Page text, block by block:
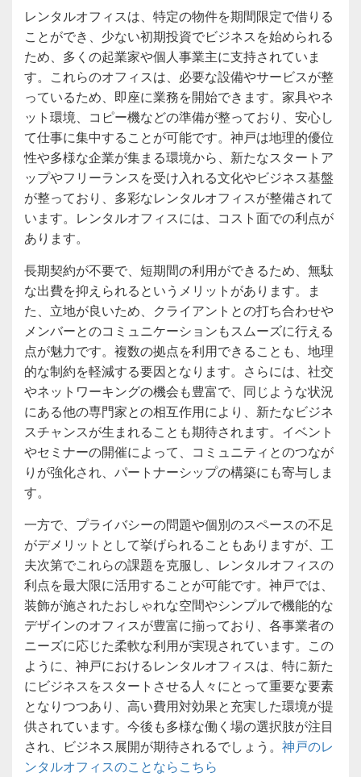
レンタルオフィスは、特定の物件を期間限定で借りる
ことができ、少ない初期投資でビジネスを始められる
ため、多くの起業家や個人事業主に支持されていま
す。これらのオフィスは、必要な設備やサービスが整
っているため、即座に業務を開始できます。家具やネ
ット環境、コピー機などの準備が整っており、安心し
て仕事に集中することが可能です。神戸は地理的優位
性や多様な企業が集まる環境から、新たなスタートア
ップやフリーランスを受け入れる文化やビジネス基盤
が整っており、多彩なレンタルオフィスが整備されて
います。レンタルオフィスには、コスト面での利点が
あります。
長期契約が不要で、短期間の利用ができるため、無駄
な出費を抑えられるというメリットがあります。ま
た、立地が良いため、クライアントとの打ち合わせや
メンバーとのコミュニケーションもスムーズに行える
点が魅力です。複数の拠点を利用できることも、地理
的な制約を軽減する要因となります。さらには、社交
やネットワーキングの機会も豊富で、同じような状況
にある他の専門家との相互作用により、新たなビジネ
スチャンスが生まれることも期待されます。イベント
やセミナーの開催によって、コミュニティとのつなが
りが強化され、パートナーシップの構築にも寄与しま
す。
一方で、プライバシーの問題や個別のスペースの不足
がデメリットとして挙げられることもありますが、工
夫次第でこれらの課題を克服し、レンタルオフィスの
利点を最大限に活用することが可能です。神戸では、
装飾が施されたおしゃれな空間やシンプルで機能的な
デザインのオフィスが豊富に揃っており、各事業者の
ニーズに応じた柔軟な利用が実現されています。この
ように、神戸におけるレンタルオフィスは、特に新た
にビジネスをスタートさせる人々にとって重要な要素
となりつつあり、高い費用対効果と充実した環境が提
供されています。今後も多様な働く場の選択肢が注目
され、ビジネス展開が期待されるでしょう。 神戸のレ
ンタルオフィスのことならこちら